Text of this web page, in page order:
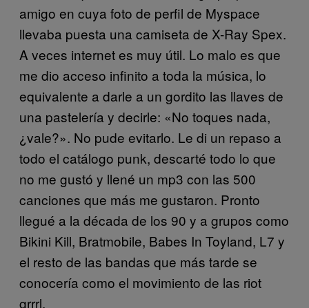
amigo en cuya foto de perfil de Myspace
llevaba puesta una camiseta de X-Ray Spex.
A veces internet es muy útil. Lo malo es que
me dio acceso infinito a toda la música, lo
equivalente a darle a un gordito las llaves de
una pastelería y decirle: «No toques nada,
¿vale?». No pude evitarlo. Le di un repaso a
todo el catálogo punk, descarté todo lo que
no me gustó y llené un mp3 con las 500
canciones que más me gustaron. Pronto
llegué a la década de los 90 y a grupos como
Bikini Kill, Bratmobile, Babes In Toyland, L7 y
el resto de las bandas que más tarde se
conocería como el movimiento de las riot
grrrl.